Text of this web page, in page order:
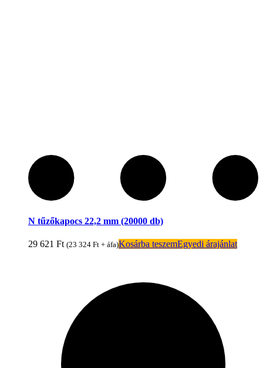
N tűzőkapocs 22,2 mm (20000 db)
29 621 Ft (23 324 Ft + áfa)Kosárba teszemEgyedi árajánlat